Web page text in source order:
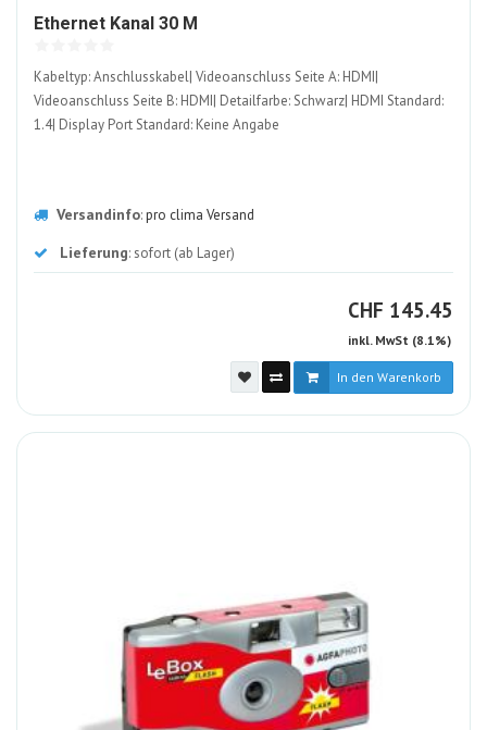
Ethernet Kanal 30 M
Kabeltyp: Anschlusskabel| Videoanschluss Seite A: HDMI|
Videoanschluss Seite B: HDMI| Detailfarbe: Schwarz| HDMI Standard:
1.4| Display Port Standard: Keine Angabe
Versandinfo:pro clima Versand
Lieferung: sofort (ab Lager)
CHF CHF
145.45
inkl. MwSt (8.1%)
In den Warenkorb